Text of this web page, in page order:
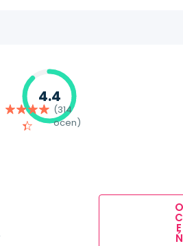
4.4
(314
ocen)
O
C
E
Ń